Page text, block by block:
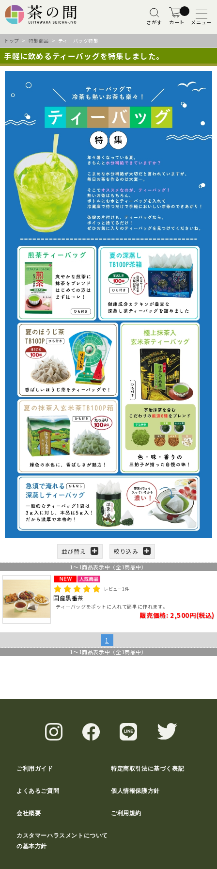
さがす カート メニュー
トップ > 特集商品 > ティーバッグ特集
手軽に飲めるティーバッグを特集しました。
並び替え 絞り込み
1 ～ 1商品表示中（全 1商品中）
レビュー1件
国産黒番茶
ティーバッグをポットに入れて簡単に作れます。
販売価格: 2,500円(税込)
1
1 ～ 1商品表示中（全 1商品中）
ご利用ガイド 特定商取引法に基づく表記
よくあるご質問 個人情報保護方針
会社概要 ご利用規約
カスタマーハラスメントについて
の基本方針